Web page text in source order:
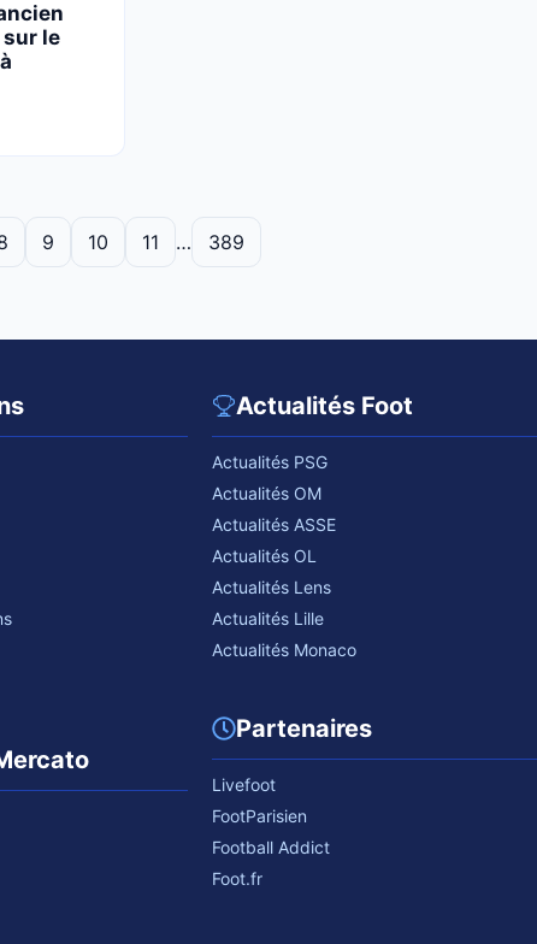
sur le
9 10 11 … 389
Actualités Foot
Actualités PSG
Actualités OM
Actualités ASSE
Actualités OL
Actualités Lens
Actualités Lille
Actualités Monaco
Partenaires
Livefoot
FootParisien
Football Addict
Foot.fr